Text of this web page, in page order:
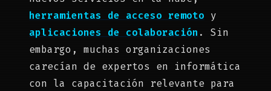
herramientas de acceso remoto y
aplicaciones de colaboración . Sin
embargo, muchas organizaciones
carecían de expertos en informática
con la capacitación relevante para